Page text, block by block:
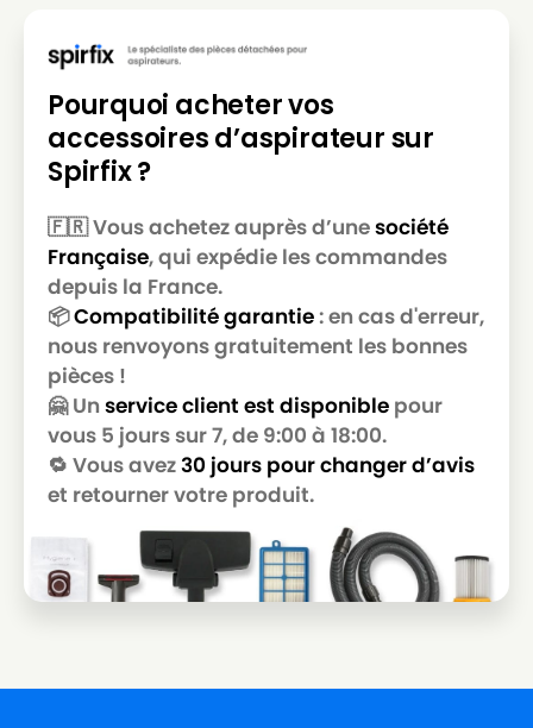
PHILIPS
PHILIPS CITY LINE - FC8438
PHILIPS
PHILIPS CITY LINE - FC8439
PHILIPS
PHILIPS CITY LINE - FC8440
PHILIPS
PHILIPS CITY LINE - FC8442
PHILIPS
PHILIPS CITY LINE - FC8443
PHILIPS
PHILIPS CITY LINE - FC8444
PHILIPS
PHILIPS
PHILIPS CITY LINE - FC8446
PHILIPS
PHILIPS CITY LINE - FC8447
PHILIPS
PHILIPS CITY LINE - FC8449
Pourquoi acheter vos
accessoires d’aspirateur sur
Spirfix ?
🇫🇷 Vous achetez auprès d’unesociété
Française, qui expédie les commandes
depuis la France.
📦Compatibilité garantie: en cas d'erreur,
nous renvoyons gratuitement les bonnes
pièces !
🤗 Un service client est disponible pour
vous 5 jours sur 7, de 9:00 à 18:00.
🔁 Vous avez30 jours pour changer d’avis
et retourner votre produit.